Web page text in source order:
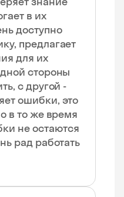
в их
доступно
предлагает
для их
стороны
с другой -
ошибки, это
в то же время
не остаются
рад работать